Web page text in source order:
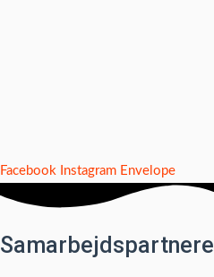
Facebook Instagram Envelope
Samarbejdspartnere